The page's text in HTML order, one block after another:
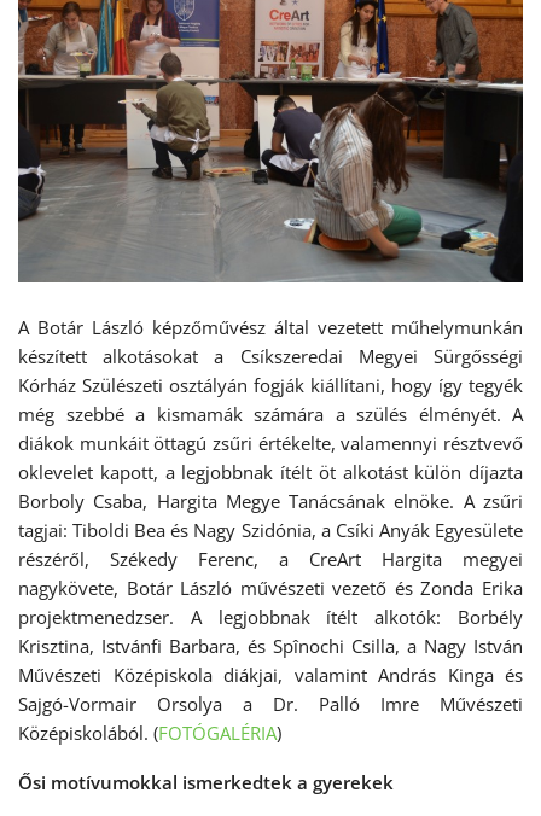
A Botár László képzőművész által vezetett műhelymunkán
készített alkotásokat a Csíkszeredai Megyei Sürgősségi
Kórház Szülészeti osztályán fogják kiállítani, hogy így tegyék
még szebbé a kismamák számára a szülés élményét. A
diákok munkáit öttagú zsűri értékelte, valamennyi résztvevő
oklevelet kapott, a legjobbnak ítélt öt alkotást külön díjazta
Borboly Csaba, Hargita Megye Tanácsának elnöke. A zsűri
tagjai: Tiboldi Bea és Nagy Szidónia, a Csíki Anyák Egyesülete
részéről, Székedy Ferenc, a CreArt Hargita megyei
nagykövete, Botár László művészeti vezető és Zonda Erika
projektmenedzser. A legjobbnak ítélt alkotók: Borbély
Krisztina, Istvánfi Barbara, és Spînochi Csilla, a Nagy István
Művészeti Középiskola diákjai, valamint András Kinga és
Sajgó-Vormair Orsolya a Dr. Palló Imre Művészeti
Középiskolából. (FOTÓGALÉRIA)
Ősi motívumokkal ismerkedtek a gyerekek